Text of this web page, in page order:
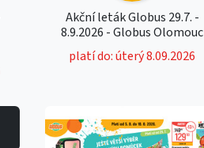
Akční leták Globus 29.7. -
8.9.2026 - Globus Olomouc
platí do: úterý 8.09.2026